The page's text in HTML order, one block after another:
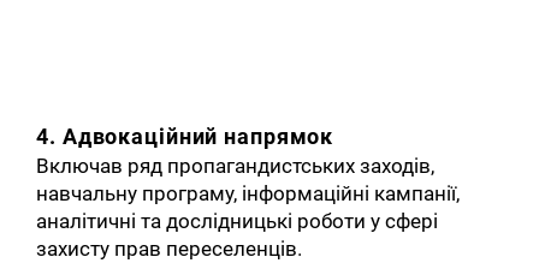
4. Адвокаційний напрямок
Включав ряд пропагандистських заходів,
навчальну програму, інформаційні кампанії,
аналітичні та дослідницькі роботи у сфері
захисту прав переселенців.